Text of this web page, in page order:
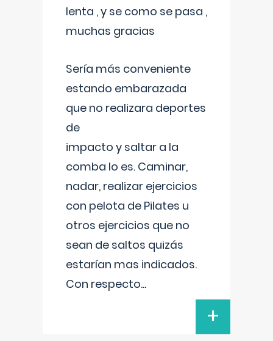
lenta , y se como se pasa ,
muchas gracias
Sería más conveniente
estando embarazada
que no realizara deportes
de
impacto y saltar a la
comba lo es. Caminar,
nadar, realizar ejercicios
con pelota de Pilates u
otros ejercicios que no
sean de saltos quizás
estarían mas indicados.
Con respecto...
+